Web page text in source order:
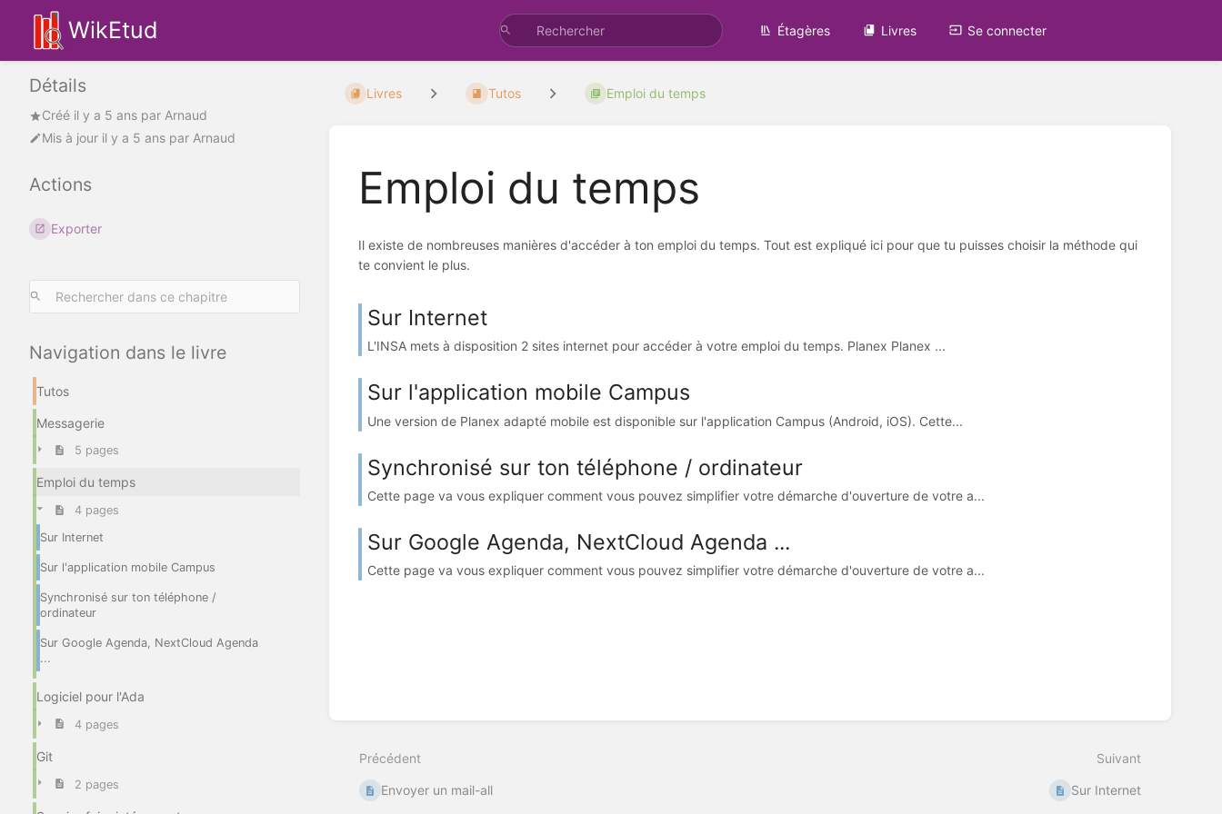
WikEtud Étagères Livres Se connecter
Détails
Créé il y a 5 ans par Arnaud
Mis à jour il y a 5 ans par Arnaud
Actions
Exporter
Navigation dans le livre
Tutos
Messagerie
5 pages
Emploi du temps
4 pages
Sur Internet
Sur l'application mobile Campus
Synchronisé sur ton téléphone /
ordinateur
Sur Google Agenda, NextCloud Agenda
...
Logiciel pour l'Ada
4 pages
Git
2 pages
Livres Tutos Emploi du temps
Emploi du temps
Il existe de nombreuses manières d'accéder à ton emploi du temps. Tout est expliqué ici pour que tu puisses choisir la méthode qui
te convient le plus.
Sur Internet
L'INSA mets à disposition 2 sites internet pour accéder à votre emploi du temps. Planex Planex ...
Sur l'application mobile Campus
Une version de Planex adapté mobile est disponible sur l'application Campus (Android, iOS). Cette...
Synchronisé sur ton téléphone / ordinateur
Cette page va vous expliquer comment vous pouvez simplifier votre démarche d'ouverture de votre a...
Sur Google Agenda, NextCloud Agenda ...
Cette page va vous expliquer comment vous pouvez simplifier votre démarche d'ouverture de votre a...
Précédent
Envoyer un mail-all
Suivant
Sur Internet